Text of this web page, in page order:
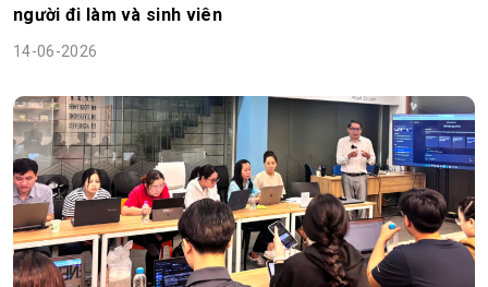
người đi làm và sinh viên
14-06-2026